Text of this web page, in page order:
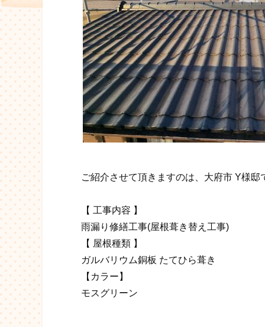
ご紹介させて頂きますのは、大府市 Y様邸
【 工事内容 】
雨漏り修繕工事(屋根葺き替え工事)
【 屋根種類 】
ガルバリウム銅板 たてひら葺き
【カラー】
モスグリーン